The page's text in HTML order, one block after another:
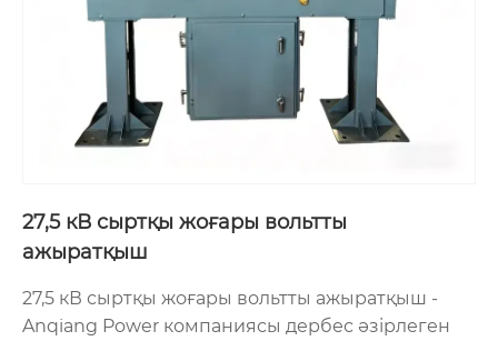
27,5 кВ сыртқы жоғары вольтты
ажыратқыш
27,5 кВ сыртқы жоғары вольтты ажыратқыш -
Anqiang Power компаниясы дербес әзірлеген